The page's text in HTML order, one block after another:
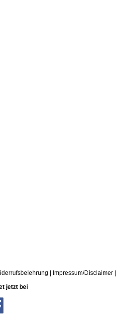
Impressum/Disclaimer
jetzt bei